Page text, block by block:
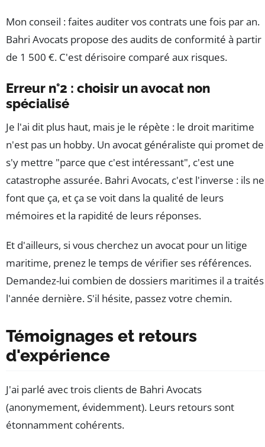
Mon conseil : faites auditer vos contrats une fois par an.
Bahri Avocats propose des audits de conformité à partir
de 1 500 €. C'est dérisoire comparé aux risques.
Erreur n°2 : choisir un avocat non
spécialisé
Je l'ai dit plus haut, mais je le répète : le droit maritime
n'est pas un hobby. Un avocat généraliste qui promet de
s'y mettre "parce que c'est intéressant", c'est une
catastrophe assurée. Bahri Avocats, c'est l'inverse : ils ne
font que ça, et ça se voit dans la qualité de leurs
mémoires et la rapidité de leurs réponses.
Et d'ailleurs, si vous cherchez un avocat pour un litige
maritime, prenez le temps de vérifier ses références.
Demandez-lui combien de dossiers maritimes il a traités
l'année dernière. S'il hésite, passez votre chemin.
Témoignages et retours
d'expérience
J'ai parlé avec trois clients de Bahri Avocats
(anonymement, évidemment). Leurs retours sont
étonnamment cohérents.